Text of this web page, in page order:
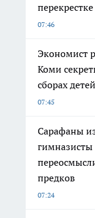
перекрестке
07:46
Экономист
Коми
сборах
07:45
Сарафаны
предков
07:24